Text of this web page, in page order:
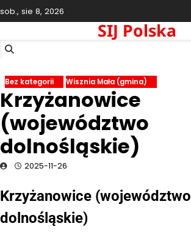
Skip
to
sob., sie 8, 2026
SIJ Polska
Bez kategorii Wisznia Mała (gmina)
Krzyżanowice
(województwo
dolnośląskie)
2025-11-26
Krzyżanowice (województwo
dolnośląskie)